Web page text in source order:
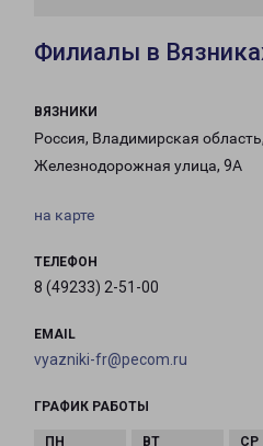
Филиалы в
ВЯЗНИКИ
Россия, Владимирская
Железнодорожная улица, 9А
на карте
ТЕЛЕФОН
8 (49233) 2-51-00
EMAIL
vyazniki-fr@pecom.ru
ГРАФИК РАБОТЫ